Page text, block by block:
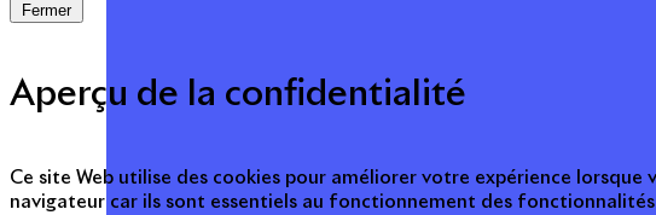
Fermer
Aperçu de la confidentialité
Ce site Web utilise des cookies pour améliorer votre expérience lorsque
navigateur car ils sont essentiels au fonctionnement des